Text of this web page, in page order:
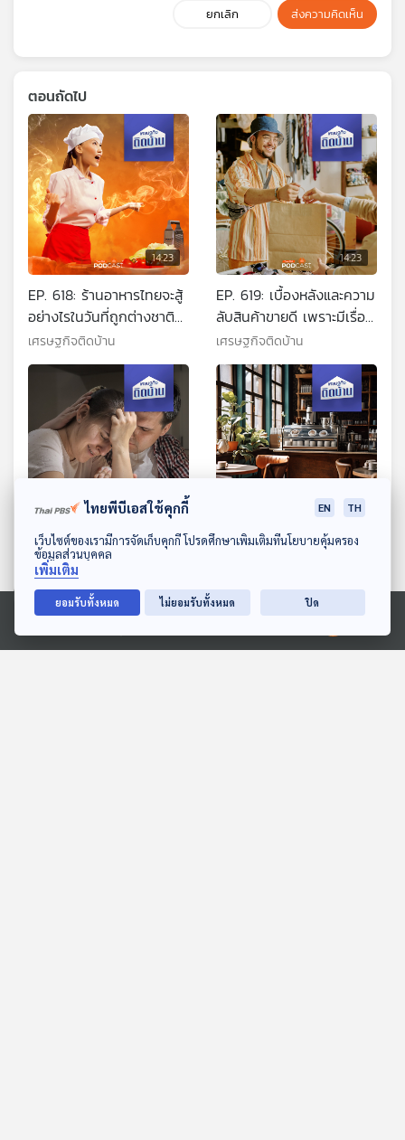
ดาวน์โหลด Thai PBS Podcast Application
Ⓒ 2020 องค์การกระจายเสียงและแพร่ภาพสาธารณะแห่งประเทศไทย
ยกเลิก ส่งความคิดเห็น
ตอนถัดไป
14:23
EP. 618: ร้านอาหารไทยจะสู้
อย่างไรในวันที่ถูกต่างชาติ
ก๊อปปี้
เศรษฐกิจติดบ้าน
14:23
EP. 619: เบื้องหลังและความ
ลับสินค้าขายดี เพราะมีเรื่อง
เล่า
เศรษฐกิจติดบ้าน
14:23
EP. 620: Sandwich
Generation พ่อแม่ยุคใหม่
ในบทเดอะแบก
เศรษฐกิจติดบ้าน
14:23
EP. 621: เปิดร้านขายเครื่อง
กลางทาง
เศรษฐกิจติดบ้าน
ไทยพีบีเอสใช้คุกกี้ EN TH
เว็บไซต์ของเรามีการจัดเก็บคุกกี้ โปรดศึกษาเพิ่มเติมที่นโยบายคุ้มครอง
ข้อมูลส่วนบุคคล
เพิ่มเติม
ยอมรับทั้งหมด ไม่ยอมรับทั้งหมด ปิด